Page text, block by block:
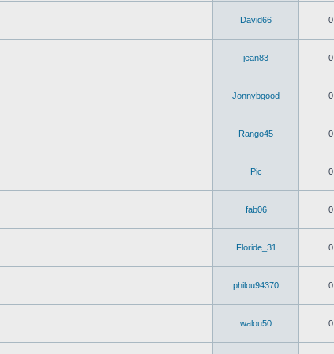
David66 0
jean83 0
Jonnybgood 0
Rango45 0
Pic 0
fab06 0
Floride_31 0
philou94370 0
walou50 0